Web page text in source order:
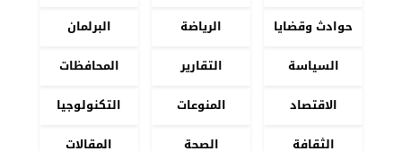
حوادث وقضايا
الرياضة
البرلمان
السياسة
التقارير
المحافظات
الاقتصاد
المنوعات
التكنولوجيا
الثقافة
الصحة
المقالات